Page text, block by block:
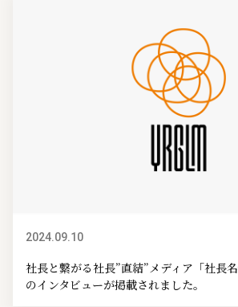
2024.09.10
社長と繋がる社長”直結”メディア「社長
のインタビューが掲載されました。